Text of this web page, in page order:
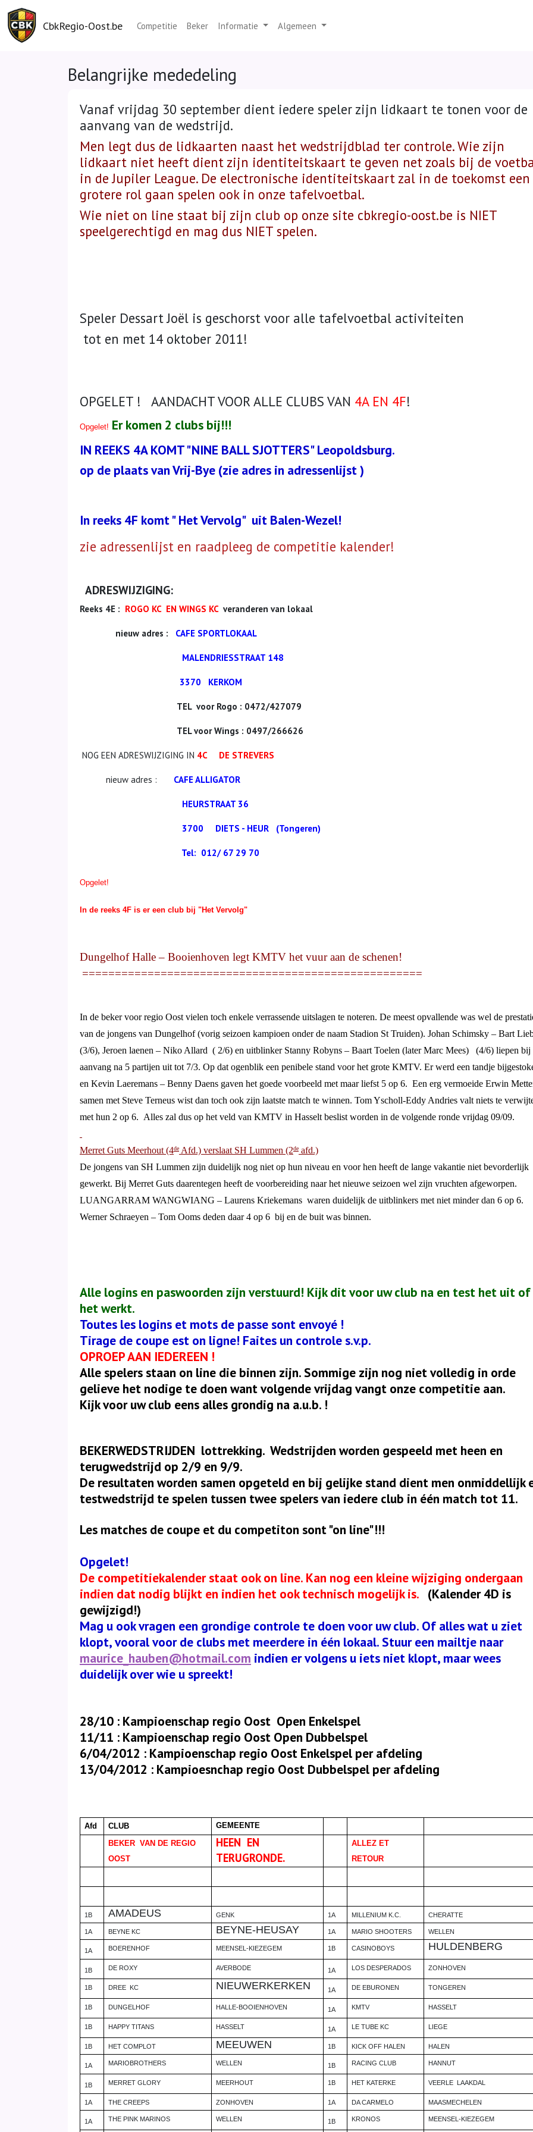
CbkRegio-Oost.be Competitie Beker Informatie Algemeen
Belangrijke mededeling
Vanaf vrijdag 30 september dient iedere speler zijn lidkaart te tonen voor de
aanvang van de wedstrijd.
Men legt dus de lidkaarten naast het wedstrijdblad ter controle. Wie zijn
lidkaart niet heeft dient zijn identiteitskaart te geven net zoals bij de
in de Jupiler League. De electronische identiteitskaart zal in de toekomst een
grotere rol gaan spelen ook in onze tafelvoetbal.
Wie niet on line staat bij zijn club op onze site cbkregio-oost.be is NIET
speelgerechtigd en mag dus NIET spelen.
Speler Dessart Joël is geschorst voor alle tafelvoetbal activiteiten
tot en met 14 oktober 2011!
OPGELET ! AANDACHT VOOR ALLE CLUBS VAN 4A EN 4F!
Opgelet! Er komen 2 clubs bij!!!
IN REEKS 4A KOMT "NINE BALL SJOTTERS" Leopoldsburg.
op de plaats van Vrij-Bye (zie adres in adressenlijst )
In reeks 4F komt " Het Vervolg" uit Balen-Wezel!
zie adressenlijst en raadpleeg de competitie kalender!
ADRESWIJZIGING:
Reeks 4E : ROGO KC EN WINGS KC veranderen van lokaal
nieuw adres : CAFE SPORTLOKAAL
MALENDRIESSTRAAT 148
3370 KERKOM
TEL voor Rogo : 0472/427079
TEL voor Wings : 0497/266626
NOG EEN ADRESWIJZIGING IN 4C DE STREVERS
nieuw adres : CAFE ALLIGATOR
HEURSTRAAT 36
3700 DIETS - HEUR (Tongeren)
Tel: 012/ 67 29 70
Opgelet!
In de reeks 4F is er een club bij "Het Vervolg"
Dungelhof Halle – Booienhoven legt KMTV het vuur aan de schenen!
====================================================
In de beker voor regio Oost vielen toch enkele verrassende uitslagen te noteren. De meest opvallende was wel de
van de jongens van Dungelhof (vorig seizoen kampioen onder de naam Stadion St Truiden). Johan Schimsky – Bart
(3/6), Jeroen laenen – Niko Allard ( 2/6) en uitblinker Stanny Robyns – Baart Toelen (later Marc Mees)
(4/6) liepen bij
aanvang na 5 partijen uit tot 7/3. Op dat ogenblik een penibele stand voor het grote KMTV. Er werd een tandje
en Kevin Laeremans – Benny Daens gaven het goede voorbeeld met maar liefst 5 op 6. Een erg vermoeide Erwin
samen met Steve Terneus wist dan toch ook zijn laatste match te winnen. Tom Yscholl-Eddy Andries valt niets te
met hun 2 op 6. Alles zal dus op het veld van KMTV in Hasselt beslist worden in de volgende ronde vrijdag 09/09.
Merret Guts Meerhout (4de Afd.) verslaat SH Lummen (2de afd.)
De jongens van SH Lummen zijn duidelijk nog niet op hun niveau en voor hen heeft de lange vakantie niet bevorderlijk
gewerkt. Bij Merret Guts daarentegen heeft de voorbereiding naar het nieuwe seizoen wel zijn vruchten afgeworpen.
LUANGARRAM WANGWIANG – Laurens Kriekemans waren duidelijk de uitblinkers met niet minder dan 6 op 6.
Werner Schraeyen – Tom Ooms deden daar 4 op 6 bij en de buit was binnen.
Alle logins en paswoorden zijn verstuurd! Kijk dit voor uw club na en test het uit of
het werkt.
Toutes les logins et mots de passe sont envoyé !
Tirage de coupe est on ligne! Faites un controle s.v.p.
OPROEP AAN IEDEREEN !
Alle spelers staan on line die binnen zijn. Sommige zijn nog niet volledig in orde
gelieve het nodige te doen want volgende vrijdag vangt onze competitie aan.
Kijk voor uw club eens alles grondig na a.u.b. !
BEKERWEDSTRIJDEN lottrekking. Wedstrijden worden gespeeld met heen en
terugwedstrijd op 2/9 en 9/9.
De resultaten worden samen opgeteld en bij gelijke stand dient men onmiddellijk
testwedstrijd te spelen tussen twee spelers van iedere club in één match tot 11.
Les matches de coupe et du competiton sont "on line"!!!
Opgelet!
De competitiekalender staat ook on line. Kan nog een kleine wijziging ondergaan
indien dat nodig blijkt en indien het ook technisch mogelijk is. (Kalender 4D is
gewijzigd!)
Mag u ook vragen een grondige controle te doen voor uw club. Of alles wat u ziet
klopt, vooral voor de clubs met meerdere in één lokaal. Stuur een mailtje naar
maurice_hauben@hotmail.com indien er volgens u iets niet klopt, maar wees
duidelijk over wie u spreekt!
28/10 : Kampioenschap regio Oost Open Enkelspel
11/11 : Kampioenschap regio Oost Open Dubbelspel
6/04/2012 : Kampioenschap regio Oost Enkelspel per afdeling
13/04/2012 : Kampioesnchap regio Oost Dubbelspel per afdeling
Afd CLUB
GEMEENTE
BEKER VAN DE REGIO
OOST
HEEN EN
TERUGRONDE.
ALLEZ ET
RETOUR
1B AMADEUS GENK 1A MILLENIUM K.C. CHERATTE
1A BEYNE KC BEYNE-HEUSAY 1A MARIO SHOOTERS WELLEN
1A BOERENHOF MEENSEL-KIEZEGEM 1B CASINOBOYS HULDENBERG
1B DE ROXY AVERBODE 1A LOS DESPERADOS ZONHOVEN
1B DREE KC NIEUWERKERKEN 1A DE EBURONEN TONGEREN
1B DUNGELHOF HALLE-BOOIENHOVEN 1A KMTV HASSELT
1B HAPPY TITANS HASSELT 1A LE TUBE KC LIEGE
1B HET COMPLOT MEEUWEN 1B KICK OFF HALEN HALEN
1A MARIOBROTHERS WELLEN 1B RACING CLUB HANNUT
1B MERRET GLORY MEERHOUT 1B HET KATERKE VEERLE LAAKDAL
1A THE CREEPS ZONHOVEN 1A DA CARMELO MAASMECHELEN
1A THE PINK MARINOS WELLEN 1B KRONOS MEENSEL-KIEZEGEM